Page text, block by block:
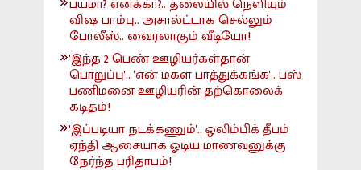
பயமா? எனக்கா?.. தலையில் நெளியும்
விஷ பாம்பு.. அசால்ட்டாக செல்லும்
போலீஸ்.. வைரலாகும் வீடியோ!
'இந்த 2 பெண் ஊழியர்கள்தான்
பொறுப்பு'.. 'என் மகள பாத்துக்கங்க'.. பஸ்
பணிமனை ஊழியரின் தற்கொலைக்
கடிதம்!
'இப்படியா நடக்கணும்'.. ஒலிம்பிக் தீபம்
ஏந்தி ஆசையாக ஓடிய மாணவனுக்கு
நேர்ந்த பரிதாபம்!